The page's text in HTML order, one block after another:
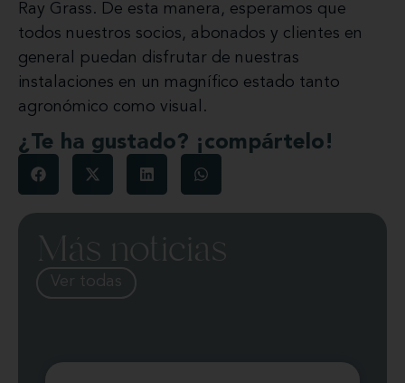
Ray Grass. De esta manera, esperamos que
todos nuestros socios, abonados y clientes en
general puedan disfrutar de nuestras
instalaciones en un magnífico estado tanto
agronómico como visual.
¿Te ha gustado? ¡compártelo!
Más noticias
Ver todas